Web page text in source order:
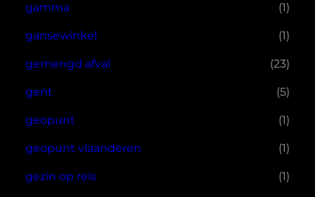
gamma (1)
gansewinkel (1)
gemengd afval (23)
gent (5)
geopunt (1)
geopunt vlaanderen (1)
gezin op reis (1)